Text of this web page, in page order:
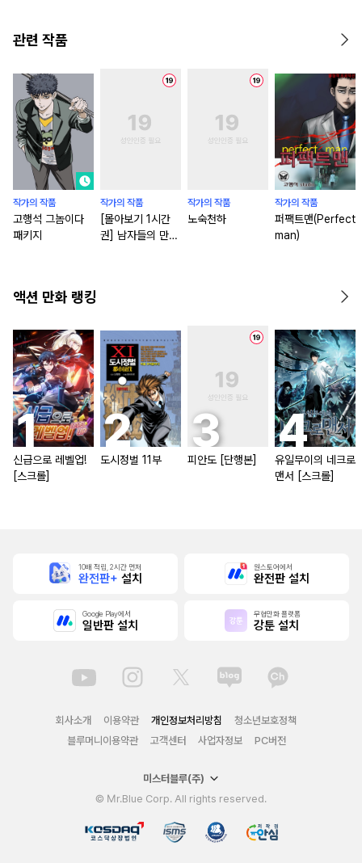
관련 작품
작가의 작품
고행석 그놈이다
패키지
작가의 작품
[몰아보기 1시간
권] 남자들의 만화
작가의 작품
노숙천하
작가의 작품
퍼팩트맨(Perfect
man)
액션 만화 랭킹
신급으로 레벨업!
[스크롤]
도시정벌 11부 피안도 [단행본]
유일무이의 네크로
맨서 [스크롤]
10배 적립, 2시간 먼저
완전판+ 설치
원스토어에서
완전판 설치
Google Play에서
일반판 설치
무협만화 플랫폼
강툰 설치
회사소개 이용약관 개인정보처리방침
청소년보호정책
블루머니이용약관
고객센터 사업자정보 PC버전
미스터블루(주)
© Mr.Blue Corp. All rights reserved.